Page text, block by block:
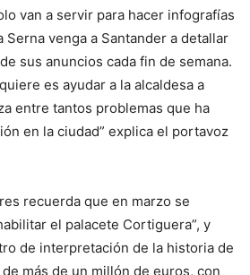
van a servir para hacer infografías
venga a Santander a detallar
sus anuncios cada fin de semana.
es ayudar a la alcaldesa a
entre tantos problemas que ha
en la ciudad” explica el portavoz
recuerda que en marzo se
el palacete Cortiguera”, y
de interpretación de la historia de
más de un millón de euros, con